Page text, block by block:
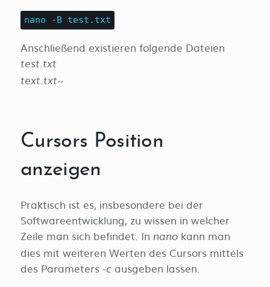
nano -B test.txt
Anschließend existieren folgende Dateien
test.txt
text.txt~
Cursors Position
anzeigen
Praktisch ist es, insbesondere bei der
Softwareentwicklung, zu wissen in welcher
Zeile man sich befindet. In nano kann man
dies mit weiteren Werten des Cursors mittels
des Parameters -c ausgeben lassen.